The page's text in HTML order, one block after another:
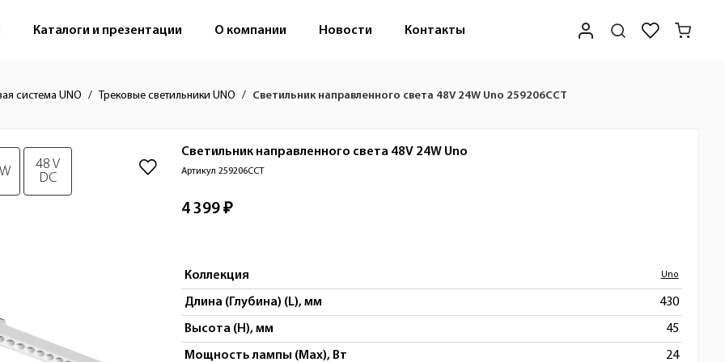
Каталоги и презентации О компании Новости Контакты
система UNO Трековые светильники UNO Светильник направленного света 48V 24W Uno 259206CCT
48 V
DC
Светильник направленного света 48V 24W Uno
Артикул 259206CCT
4 399 ₽
Коллекция Uno
Длина (Глубина) (L), мм 430
Высота (H), мм 45
Мощность лампы (Max), Вт 24